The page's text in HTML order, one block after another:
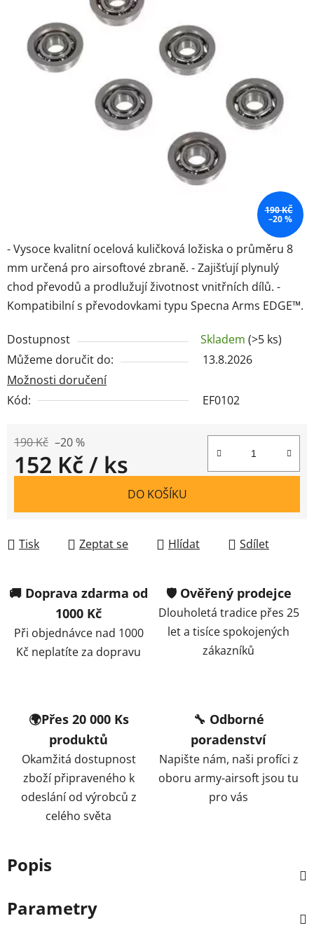
- Vysoce kvalitní ocelová kuličková ložiska o průměru 8
mm určená pro airsoftové zbraně. - Zajišťují plynulý
chod převodů a prodlužují životnost vnitřních dílů. -
Kompatibilní s převodovkami typu Specna Arms EDGE™.
Dostupnost Skladem (>5 ks)
Můžeme doručit do:
13.8.2026
Možnosti doručení
Kód:
EF0102
190 Kč –20 %
152 Kč/ ks
DO KOŠÍKU
Tisk Zeptat se Hlídat Sdílet
hvězdiček.
190 KČ
–20 %
🚚 Doprava zdarma od
1000 Kč
Při objednávce nad 1000
Kč neplatíte za dopravu
🛡️ Ověřený prodejce
Dlouholetá tradice přes 25
let a tisíce spokojených
zákazníků
🌍Přes 20 000 Ks
produktů
Okamžitá dostupnost
zboží připraveného k
odeslání od výrobců z
celého světa
🔧 Odborné
poradenství
Napište nám, naši profíci z
oboru army-airsoft jsou tu
pro vás
Popis
Parametry